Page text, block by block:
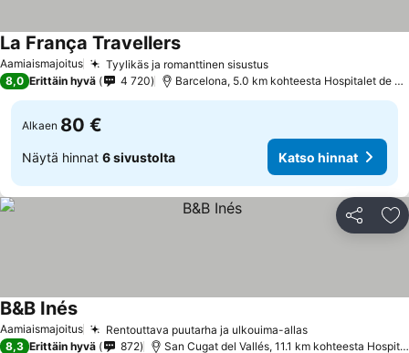
Aamiaismajoitus Tyylikäs ja romanttinen sisustusKatso hinnat
La França TravellersKatso hinnat
8,0 Erittäin hyvä 4 720 Barcelona, 5.0 km kohteesta Hospitalet de
Alkaen 80 €
Näytä hinnat 6 sivustolta Katso hinnat
Jaa
Aamiaismajoitus Rentouttava puutarha ja ulkouima-allasKatso hinnat
B&B InésKatso hinnat
8,3 Erittäin hyvä 872 San Cugat del Vallés, 11.1 km kohteesta